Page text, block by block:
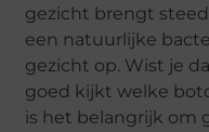
gezicht brengt
een natuurlijke
gezicht op. Wist je
goed kijkt welke
is het belangrijk om